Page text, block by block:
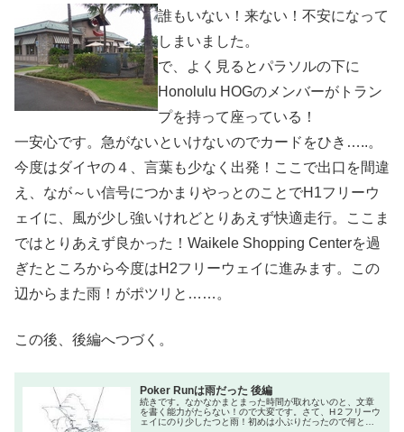
誰もいない！来ない！不安になって
しまいました。
で、よく見るとパラソルの下に
Honolulu HOGのメンバーがトラン
プを持って座っている！
一安心です。急がないといけないのでカードをひき…..。
今度はダイヤの４、言葉も少なく出発！ここで出口を間違
え、なが～い信号につかまりやっとのことでH1フリーウ
ェイに、風が少し強いけれどとりあえず快適走行。ここま
ではとりあえず良かった！Waikele Shopping Centerを過
ぎたところから今度はH2フリーウェイに進みます。この
辺からまた雨！がポツリと……。
この後、後編へつづく。
Poker Runは雨だった 後編
続きです。なかなかまとまった時間が取れないのと、文章
を書く能力がたらない！ので大変です。さて、H２フリーウ
ェイにのり少したつと雨！初めは小ぶりだったので何とか